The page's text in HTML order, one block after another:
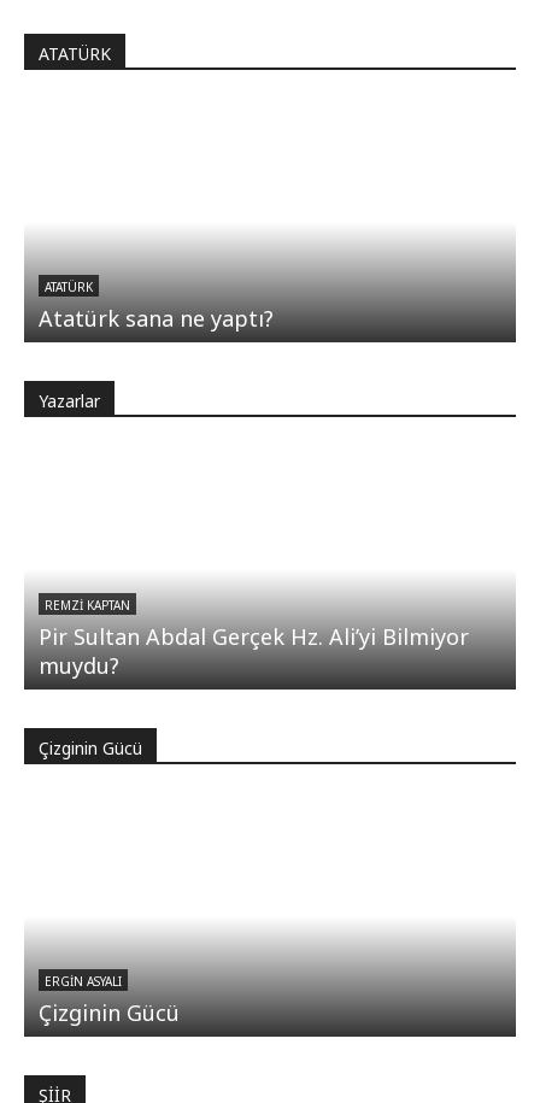
ATATÜRK
ATATÜRK
Atatürk sana ne yaptı?
Yazarlar
REMZI KAPTAN
Pir Sultan Abdal Gerçek Hz. Ali’yi Bilmiyor
muydu?
Çizginin Gücü
ERGIN ASYALI
Çizginin Gücü
ŞİİR